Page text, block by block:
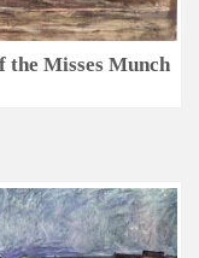
Misses Munch